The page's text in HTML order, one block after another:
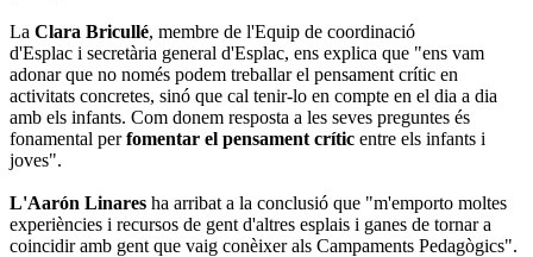
La Clara Bricullé, membre de l'Equip de coordinació
d'Esplac i secretària general d'Esplac, ens explica que "ens vam
adonar que no només podem treballar el pensament crític en
activitats concretes, sinó que cal tenir-lo en compte en el dia a dia
amb els infants. Com donem resposta a les seves preguntes és
fonamental perfomentar el pensament crític entre els infants i
joves".
L'Aarón Linares ha arribat a la conclusió que "m'emporto moltes
experiències i recursos de gent d'altres esplais i ganes de tornar a
coincidir amb gent que vaig conèixer als Campaments Pedagògics".